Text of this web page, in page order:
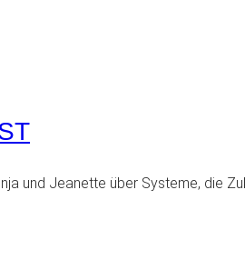
und Jeanette über Systeme, die